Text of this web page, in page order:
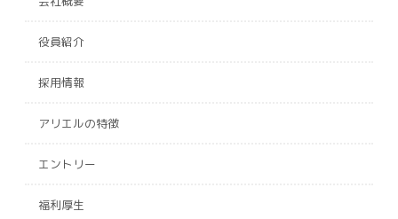
役員紹介
採用情報
アリエルの特徴
エントリー
福利厚生